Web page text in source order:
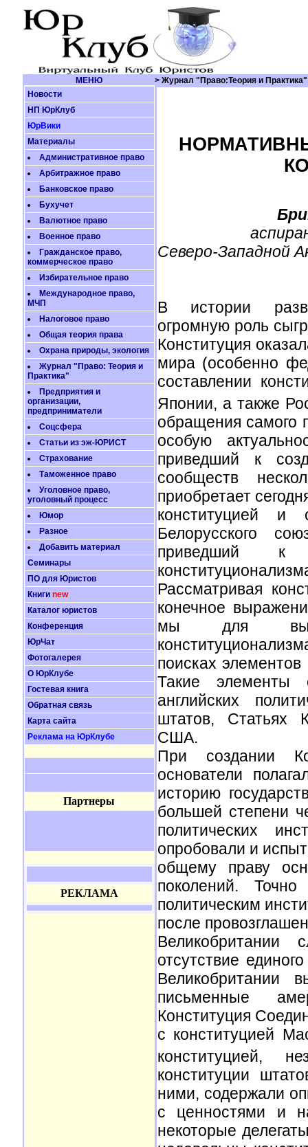
МЕНЮ
> Журнал "Право:Теория и Практика"
Новости
НП ЮрКлуб
ЮрВики
Материалы
Административное право
Арбитражное право
Банковское право
Бухучет
Валютное право
Военное право
Гражданское право,
коммерческое право
Избирательное право
Международное право,
МЧП
Налоговое право
Общая теория права
Охрана природы, экология
Журнал "Право: Теория и
Практика"
Предприятия и
организации,
предприниматели
Соцсфера
Статьи из эж-ЮРИСТ
Страхование
Таможенное право
Уголовное право,
уголовный процесс
Юмор
Разное
Добавить материал
Семинары
ПО для Юристов
Книги new
Каталог юристов
Конференция
ЮрЧат
Фотогалерея
О ЮрКлубе
Гостевая книга
Обратная связь
Карта сайта
Реклама на ЮрКлубе
Партнеры
РЕКЛАМА
Северо-Западной
В истории
огромную роль
Конституция
мира (особенно
составлении
Японии, а также
обращения самого
особую
приведший к
сообществ
приобретает
конституцией и
Белорусского
приведший к
Рассматривая
конечное
мы для
поисках
Такие элементы
английских
штатов, Статьях
США.
При создании
основатели
историю
большей степени
политических
опробовали и
общему праву
поколений.
политическим
после
Великобритании
отсутствие
Великобритании
письменные
Конституция
с конституцией
конституцией,
конституции
ними, содержали
с ценностями и
некоторые